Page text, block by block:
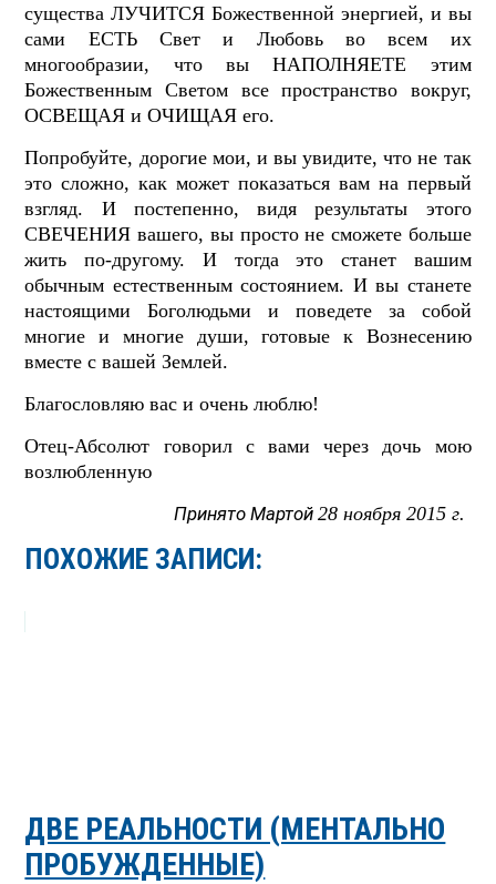
существа ЛУЧИТСЯ Божественной энергией, и вы
сами ЕСТЬ Свет и Любовь во всем их
многообразии, что вы НАПОЛНЯЕТЕ этим
Божественным Светом все пространство вокруг,
ОСВЕЩАЯ и ОЧИЩАЯ его.
Попробуйте, дорогие мои, и вы увидите, что не так
это сложно, как может показаться вам на первый
взгляд. И постепенно, видя результаты этого
СВЕЧЕНИЯ вашего, вы просто не сможете больше
жить по-другому. И тогда это станет вашим
обычным естественным состоянием. И вы станете
настоящими Боголюдьми и поведете за собой
многие и многие души, готовые к Вознесению
вместе с вашей Землей.
Благословляю вас и очень люблю!
Отец-Абсолют говорил с вами через дочь мою
возлюбленную
Принято Мартой 28 ноября 2015 г.
ПОХОЖИЕ ЗАПИСИ:
ДВЕ РЕАЛЬНОСТИ (МЕНТАЛЬНО
ПРОБУЖДЕННЫЕ)